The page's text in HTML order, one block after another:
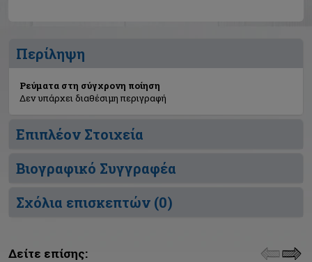
Περίληψη
Ρεύματα στη σύγχρονη ποίηση
Δεν υπάρχει διαθέσιμη περιγραφή
Επιπλέον Στοιχεία
Βιογραφικό Συγγραφέα
Σχόλια επισκεπτών (0)
Δείτε επίσης: